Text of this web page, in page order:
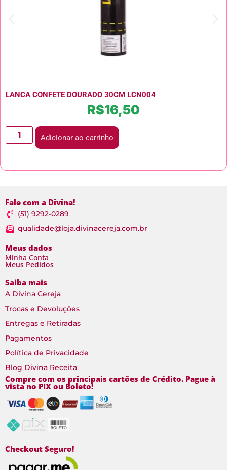
LANCA CONFETE DOURADO 30CM LCN004
R$16,50
Adicionar ao carrinho
Fale com a Divina!
(51) 9292-0289
qualidade@loja.divinacereja.com.br
Meus dados
Minha Conta
Meus Pedidos
Saiba mais
A Divina Cereja
Trocas e Devoluções
Entregas e Retiradas
Pagamentos
Política de Privacidade
Blog Divina Receita
Compre com os principais cartões de Crédito. Pague à
vista no PIX ou Boleto!
Checkout Seguro!